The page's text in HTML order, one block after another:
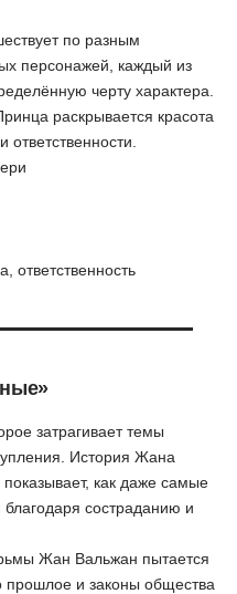
по разным
персонажей, каждый из
черту характера.
раскрывается красота
ответственность
затрагивает темы
История Жана
как даже самые
состраданию и
Жан Вальжан пытается
прошлое и законы общества